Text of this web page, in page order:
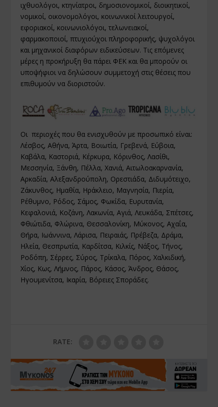
ιχθυολόγοι, κτηνίατροι, δημοσιονομικοί, διοικητικοί,
νομικοί, οικονομολόγοι, κοινωνικοί λειτουργοί,
εφοριακοί, κοινωνιολόγοι, τελωνειακοί,
φαρμακοποιοί, πτυχιούχοι πληροφορικής, ψυχολόγοι
και μηχανικοί διαφόρων ειδικεύσεων. Τις επόμενες
μέρες η προκήρυξη θα πάρει ΦΕΚ και θα μπορούν οι
υποψήφιοι να δηλώσουν συμμετοχή στις θέσεις που
επιθυμούν να διοριστούν.
Οι περιοχές που θα ενισχυθούν με προσωπικό είναι:
Λέσβος, Αθήνα, Άρτα, Βοιωτία, Γρεβενά, Εύβοια,
Καβάλα, Καστοριά, Κέρκυρα, Κόρινθος, Λασίθι,
Μεσσηνία, Ξάνθη, Πέλλα, Χανιά, Αιτωλοακαρνανία,
Αρκαδία, Αλεξανδρούπολη, Ορεστιάδα, Διδυμότειχο,
Ζάκυνθος, Ημαθία, Ηράκλειο, Μαγνησία, Πιερία,
Ρέθυμνο, Ρόδος, Σάμος, Φωκίδα, Ευρυτανία,
Κεφαλονιά, Κοζάνη, Λακωνία, Αγιά, Λευκάδα, Σπέτσες,
Φθιώτιδα, Φλώρινα, Θεσσαλονίκη, Μύκονος, Αχαΐα,
Θήρα, Ιωάννινα, Λάρισα, Πειραιάς, Πρέβεζα, Δράμα,
Ηλεία, Θεσπρωτία, Καρδίτσα, Κιλκίς, Νάξος, Τήνος,
Ροδόπη, Σέρρες, Σύρος, Τρίκαλα, Πόρος, Χαλκιδική,
Χίος, Κως, Λήμνος, Πάρος, Κάσος, Άνδρος, Θάσος,
Ηγουμενίτσα, Ικαρία, Βόρειες Σποράδες.
RATE: